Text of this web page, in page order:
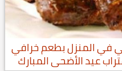
في المنزل بطعم خرافي
عيد الأضحى المبارك